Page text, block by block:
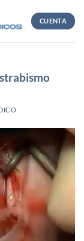
CUENTA